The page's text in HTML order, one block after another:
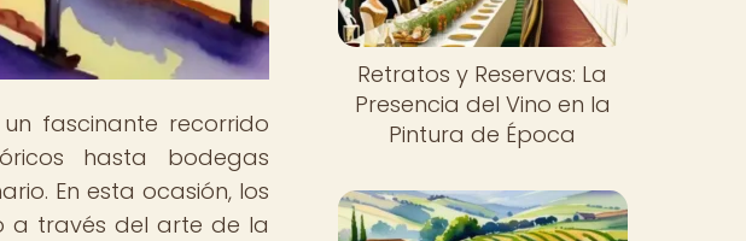
fascinante recorrido
hasta bodegas
En esta ocasión, los
a través del arte de la
Retratos y Reservas: La
Presencia del Vino en la
Pintura de Época